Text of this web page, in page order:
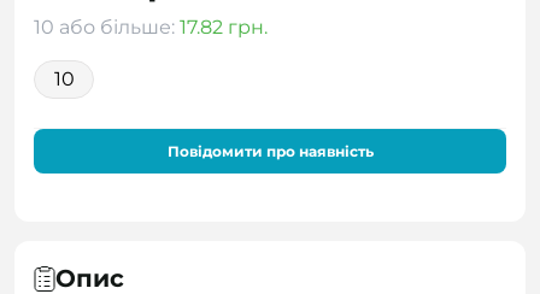
10 або більше: 17.82 грн.
10
Повідомити про наявність
Опис